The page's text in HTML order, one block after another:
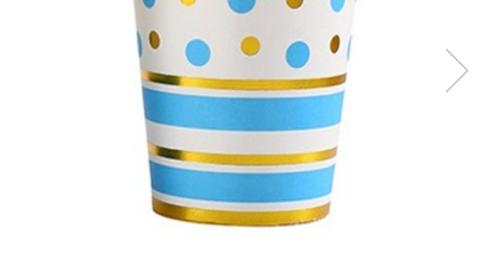
Pahare, Sticle si Cani
Ustensile pentru Bucătărie
Ustensile pentru Bucătărie
Veselă pentru Masă
Articole pentru Casa si Curatenie
Accesorii Ingrijire Casa